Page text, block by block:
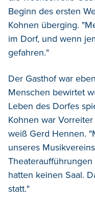
Beginn des ersten
Kohnen überging.
im Dorf, und wenn
gefahren."
Der Gasthof war
Menschen bewirtet
Leben des Dorfes
Kohnen war
weiß Gerd Hennen.
unseres
hatten keinen Saal.
statt."